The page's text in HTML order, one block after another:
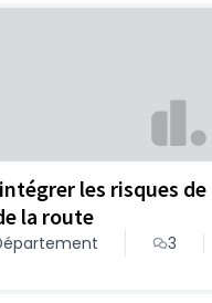
les risques de
la route
3